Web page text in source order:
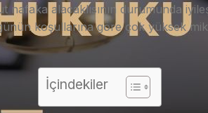
alacaklısının durumunda
koşullarına göre çok yüksek
İçindekiler